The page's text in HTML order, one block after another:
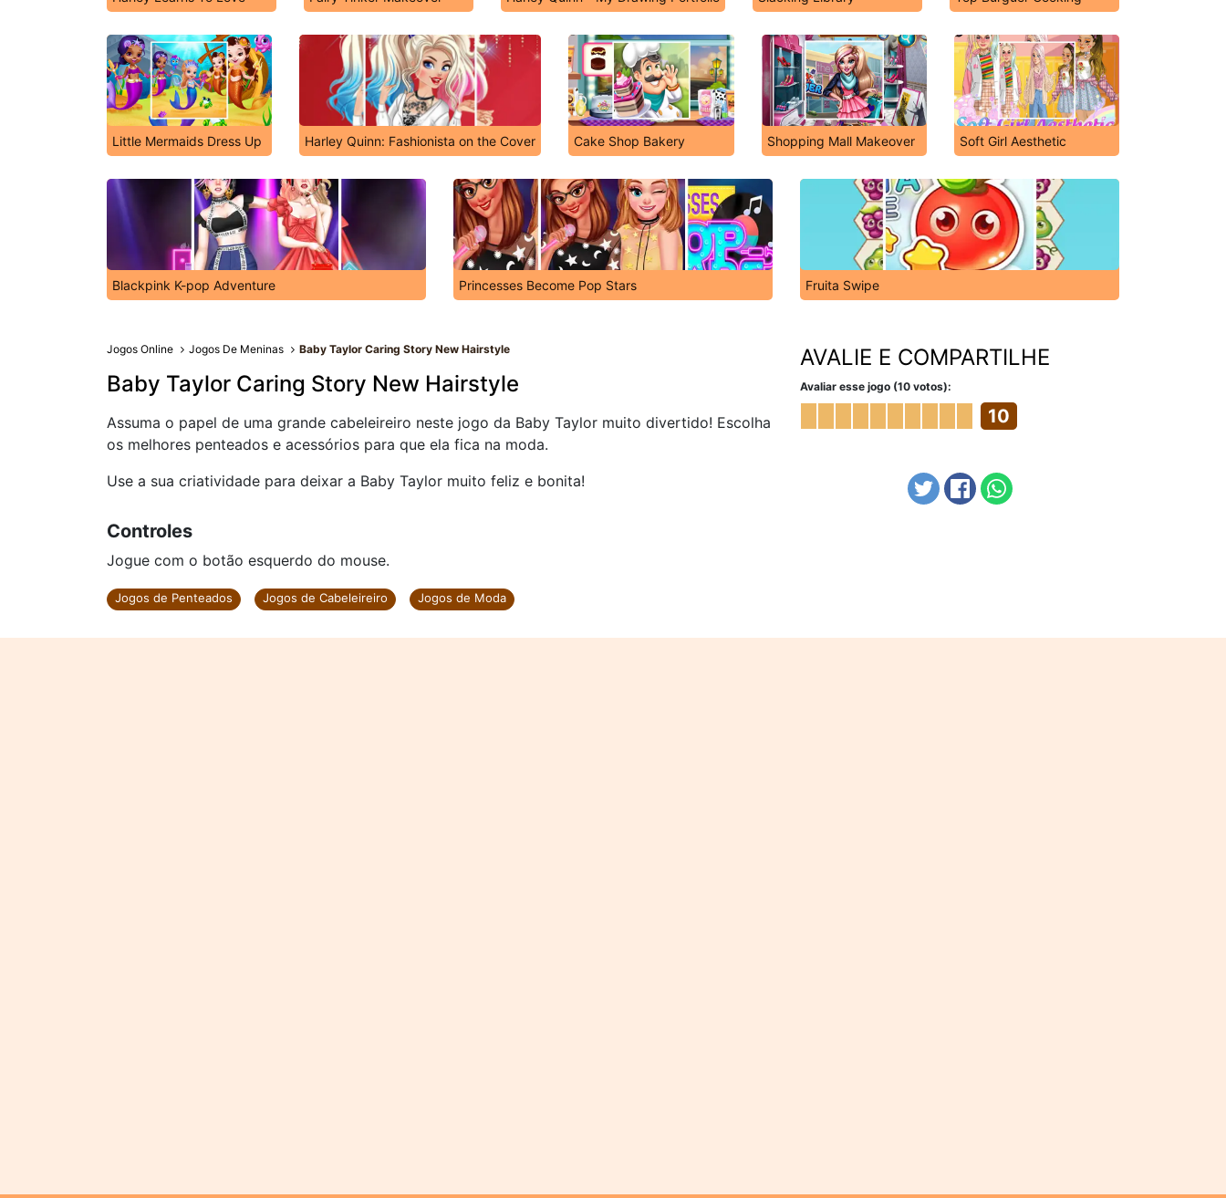
Little Mermaids Dress Up Harley Quinn: Fashionista on the Cover Cake Shop Bakery Shopping Mall Makeover Soft Girl Aesthetic
Blackpink K-pop Adventure Princesses Become Pop Stars Fruita Swipe
Jogos Online Jogos De Meninas Baby Taylor Caring Story New Hairstyle
Baby Taylor Caring Story New Hairstyle
Assuma o papel de uma grande cabeleireiro neste jogo da Baby Taylor muito divertido! Escolha
os melhores penteados e acessórios para que ela fica na moda.
Use a sua criatividade para deixar a Baby Taylor muito feliz e bonita!
Controles
Jogue com o botão esquerdo do mouse.
Jogos de Penteados Jogos de Cabeleireiro Jogos de Moda
AVALIE E COMPARTILHE
Avaliar esse jogo (10 votos):
10